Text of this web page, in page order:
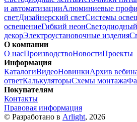
и автоматизацииАлюминиевые
светДизайнерский светСистемы
освещениеГибкий неонСветодиодный
декорЭлектроустановочные изделия
О компании
О насПроизводствоНовостиПроекты
Информация
КаталогиВидеоНовинкиАрхив
ответКалькуляторыСхемы монтажа
Покупателям
Контакты
Правовая информация
© Разработано в Arlight, 2026